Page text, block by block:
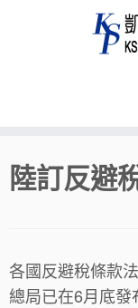
to
content
陸訂反避
各國反避稅條款
總局已在6月底